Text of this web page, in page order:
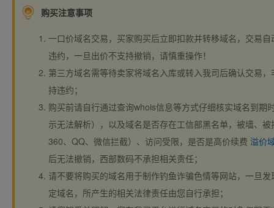
购买注意事项
一口价域名交易，买家购买后立即扣款并转移域名，交易
违约，一旦出价不支持撤销，请慎重操作！
第三方域名需等待卖家将域名入库或转入我司后确认交易
持违约；
购买前请自行通过查询whois信息等方式仔细核实域名到期
示无法解析），以及域名是否存在工信部黑名单，被墙、
360、QQ、微信拦截）、访问受限，是否是高价续费 溢价
后无法撤销，西部数码不承担相关责任；
请不要将购买的域名用于制作钓鱼诈骗色情等网站，一旦
定域名，所产生的相关法律责任由您自行承担；